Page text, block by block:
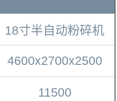
18寸半自动粉碎机
4600x2700x2500
11500